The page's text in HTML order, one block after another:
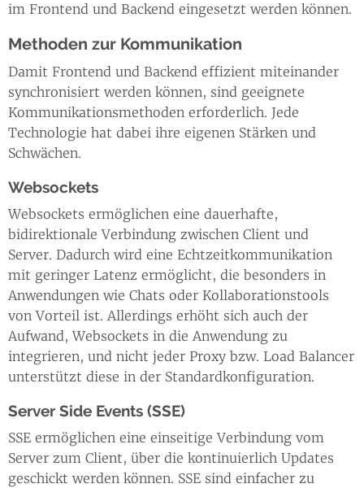
im Frontend und Backend eingesetzt werden können.
Methoden zur Kommunikation
Damit Frontend und Backend effizient miteinander
synchronisiert werden können, sind geeignete
Kommunikationsmethoden erforderlich. Jede
Technologie hat dabei ihre eigenen Stärken und
Schwächen.
Websockets
Websockets ermöglichen eine dauerhafte,
bidirektionale Verbindung zwischen Client und
Server. Dadurch wird eine Echtzeitkommunikation
mit geringer Latenz ermöglicht, die besonders in
Anwendungen wie Chats oder Kollaborationstools
von Vorteil ist. Allerdings erhöht sich auch der
Aufwand, Websockets in die Anwendung zu
integrieren, und nicht jeder Proxy bzw. Load Balancer
unterstützt diese in der Standardkonfiguration.
Server Side Events (SSE)
SSE ermöglichen eine einseitige Verbindung vom
Server zum Client, über die kontinuierlich Updates
geschickt werden können. SSE sind einfacher zu